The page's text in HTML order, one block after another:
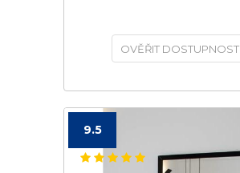
OVĚŘIT DOSTUPNOST
9.5